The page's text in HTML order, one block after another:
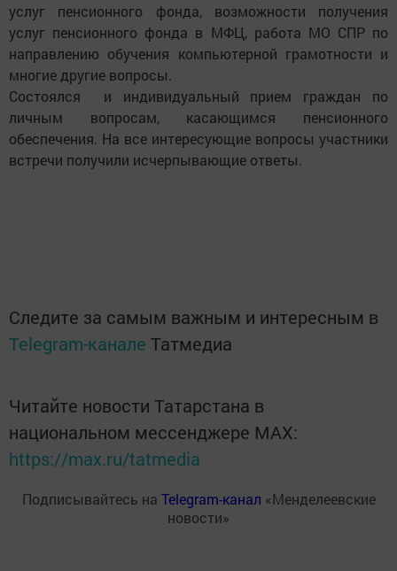
услуг пенсионного фонда, возможности получения
услуг пенсионного фонда в МФЦ, работа МО СПР по
направлению обучения компьютерной грамотности и
многие другие вопросы.
Состоялся и индивидуальный прием граждан по
личным вопросам, касающимся пенсионного
обеспечения. На все интересующие вопросы участники
встречи получили исчерпывающие ответы.
Следите за самым важным и интересным в
Telegram-канале Татмедиа
Читайте новости Татарстана в
национальном мессенджере MАХ:
https://max.ru/tatmedia
Подписывайтесь на Telegram-канал «Менделеевские
новости»